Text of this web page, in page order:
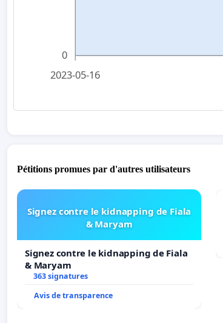
0
2023-05-16
Pétitions promues par d'autres utilisateurs
Signez contre le kidnapping de Fiala
& Maryam
Signez contre le kidnapping de Fiala
& Maryam
363 signatures
Avis de transparence